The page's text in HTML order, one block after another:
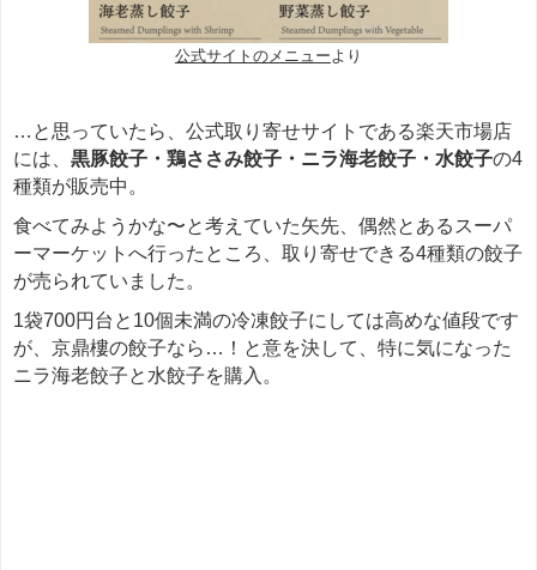
公式サイトのメニュー より
…と思っていたら、公式取り寄せサイトである楽天市場店
には、 黒豚餃子・鶏ささみ餃子・ニラ海老餃子・水餃子の4
種類が販売中。
食べてみようかな〜と考えていた矢先、偶然とあるスーパ
ーマーケットへ行ったところ、取り寄せできる4種類の餃子
が売られていました。
1袋700円台と10個未満の冷凍餃子にしては高めな値段です
が、京鼎樓の餃子なら…！と意を決して、特に気になった
ニラ海老餃子と水餃子を購入。